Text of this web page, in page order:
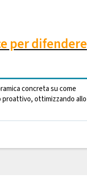
per difendere
concreta su come
proattivo, ottimizzando allo